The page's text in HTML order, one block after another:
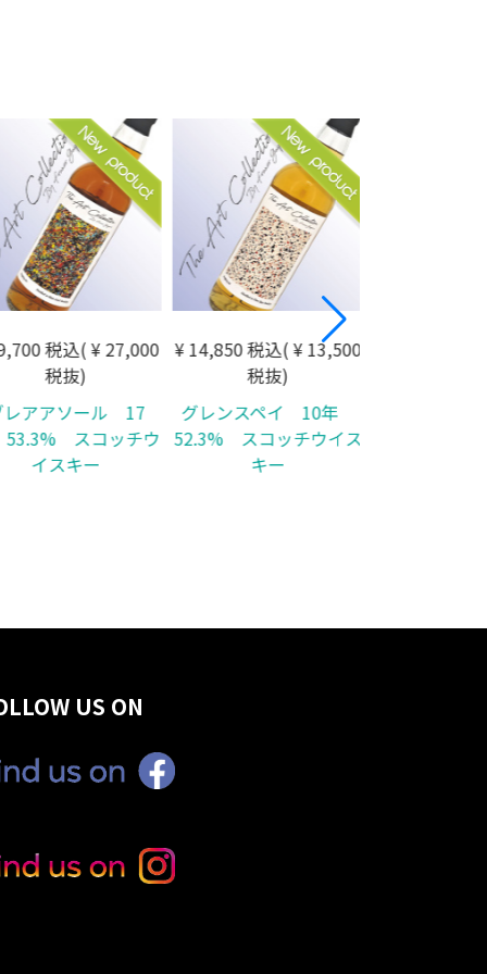
税込( ¥ 27,000
税抜)
アアソール 17
スコッチウ
イスキー
¥ 14,850 税込( ¥ 13,500
税抜)
グレンスペイ 10年
52.3% スコッチウイス
キー
US ON